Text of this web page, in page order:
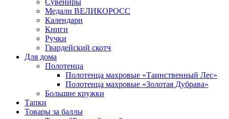
Сувениры
Медали ВЕЛИКОРОСС
Календари
Книги
Ручки
Гвардейский скотч
Для дома
Полотенца
Полотенца махровые «Таинственный Лес»
Полотенца махровые «Золотая Дубрава»
Большие кружки
Тапки
Товары за баллы